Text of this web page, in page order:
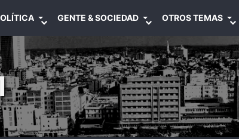
GENTE & SOCIEDAD OTROS TEMAS